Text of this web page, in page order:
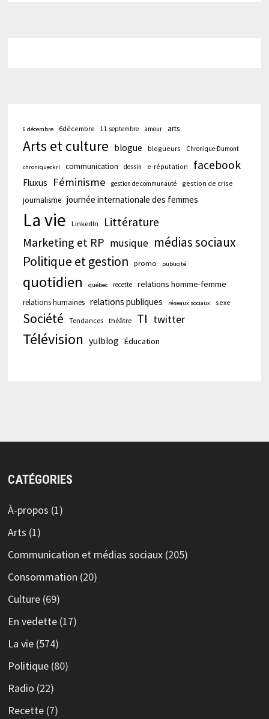
6 décembre 6décembre 11 septembre amour arts
Arts et culture blogue blogueurs Chronique-Dumont
chroniqueckrl communication dessin e-réputation facebook
Fluxus Féminisme gestion de communauté gestion de crise
journalisme journée internationale des femmes
La vie LinkedIn Littérature
Marketing et RP musique médias sociaux
Politique et gestion
promo publicité
quotidien québec recette relations homme-femme
relations humaines relations publiques réseaux sociaux sexe
Société Tendances théâtre TI twitter
Télévision yulblog Éducation
CATÉGORIES
À-propos (1)
Arts (1)
Communication et médias sociaux(205)
Consommation (20)
Culture(69)
En vedette(17)
La vie(574)
Politique(80)
Radio (22)
Recette(7)